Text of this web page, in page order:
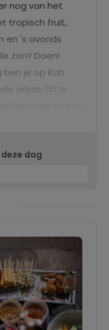
nog van het
tropisch fruit,
en 's avonds
zon? Doen!
je op Koh
adres. Dit is
verkoeling
bij een
dag